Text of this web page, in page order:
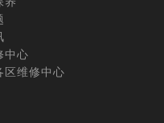
中心
区维修中心